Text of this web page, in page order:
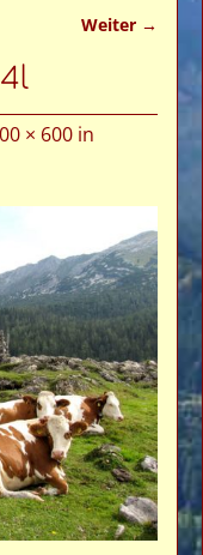
Weiter →
× 600 in